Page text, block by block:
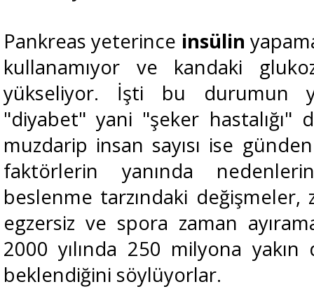
Pankreas yeterince insülin
kullanamıyor ve kandaki
yükseliyor. İşti bu durumun
"diyabet" yani "şeker hastalığı"
muzdarip insan sayısı ise
faktörlerin yanında
beslenme tarzındaki değişmeler,
egzersiz ve spora zaman
2000 yılında 250 milyona
beklendiğini söylüyorlar.